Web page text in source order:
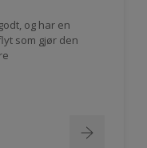
og har en
som gjør den